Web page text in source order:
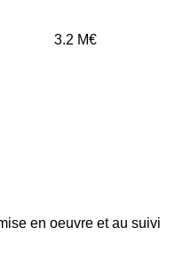
3.2 M€
en oeuvre et au suivi